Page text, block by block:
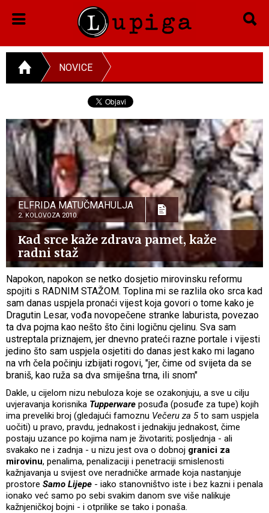
NOVICE
ELFRIDA MATUČMAHULJA
2. KOLOVOZA 2010.
Kad srce kaže zdrava pamet, kaže
radni staž
Napokon, napokon se netko dosjetio mirovinsku reformu
spojiti s RADNIM STAŽOM. Toplina mi se razlila oko srca kad
sam danas uspjela pronaći vijest koja govori o tome kako je
Dragutin Lesar, vođa novopečene stranke laburista, povezao
ta dva pojma kao nešto što čini logičnu cjelinu. Sva sam
ustreptala priznajem, jer dnevno prateći razne portale i vijesti
jedino što sam uspjela osjetiti do danas jest kako mi lagano
na vrh čela počinju izbijati rogovi, "jer, čime od svijeta da se
braniš, kao ruža sa dva smiješna trna, ili snom"
Dakle, u cijelom nizu nebuloza koje se ozakonjuju, a sve u cilju
uvjeravanja korisnika Tupperware posuđa (posuđe za tupe) kojih
ima preveliki broj (gledajući famoznu Večeru za 5to sam uspjela
uočiti) u pravo, pravdu, jednakost i jednakiju jednakost, čime
postaju uzance po kojima nam je životariti; posljednja - ali
svakako ne i zadnja - u nizu jest ova o dobnoj granici za
mirovinu, penalima, penalizaciji i penetraciji smislenosti
kažnjavanja u svijest ove neradničke armade koja nastanjuje
prostore Samo Lijepe - iako stanovništvo iste i bez kazni i penala
ionako već samo po sebi svakim danom sve više nalikuje
kažnjeničkoj bojni - i otprilike se tako i ponaša.